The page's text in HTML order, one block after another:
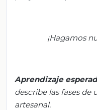
¡Hagamos
Aprendizaje
describe las fases
artesanal.